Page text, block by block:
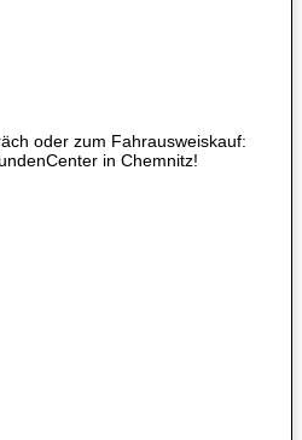
oder zum Fahrausweiskauf:
in Chemnitz!